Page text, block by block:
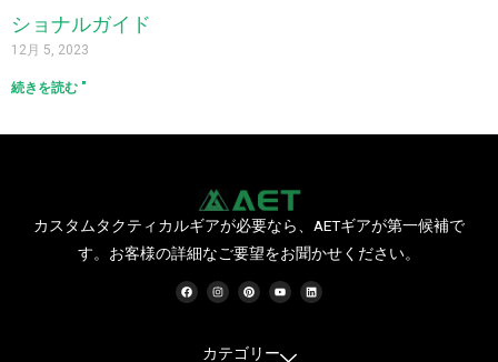
ショナルガイド
12月 5, 2023
続きを読む "
カスタムタクティカルギアが必要なら、AETギアが第一候補で
す。お客様の詳細なご要望をお聞かせください。
フ
ェ
イ
イ
ン
ス
ム
ピ
ン
タ
Y
o
u
e
リ
ン
ク
カテゴリー